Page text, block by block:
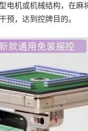
电机或机械结构，在麻
预，达到控牌目的。